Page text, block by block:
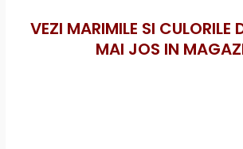
VEZI MARIMILE SI CULORILE
MAI JOS IN